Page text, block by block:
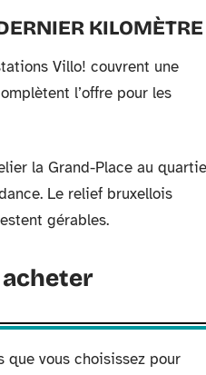
KILOMÈTRE
Villo! couvrent une
l’offre pour les
la Grand-Place au
Le relief bruxellois
gérables.
acheter
que vous choisissez pour